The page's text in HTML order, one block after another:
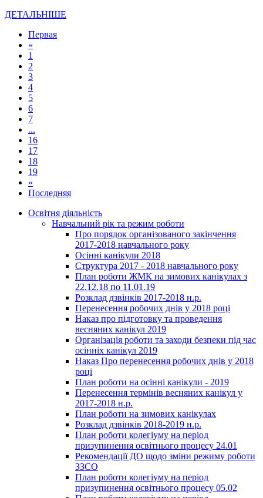
ДЕТАЛЬНІШЕ
Первая
«
1
2
3
4
5
6
7
...
16
17
18
19
»
Последняя
Освітня діяльність
Навчальний рік та режим роботи
Про порядок організованого закінчення
2017-2018 навчального року
Осінні канікули 2018
Структура 2017 - 2018 навчального року
План роботи ЖМК на зимових канікулах з
22.12.18 по 11.01.19
Розклад дзвінків 2017-2018 н.р.
Перенесення робочих днів у 2018 році
Наказ про підготовку та проведення
весняних канікул 2019
Організація роботи та заходи безпеки під час
осінніх канікул 2019
Наказ Про перенесення робочих днів у 2018
році
План роботи на осінні канікули - 2019
Перенесення термінів весняних канікул у
2017-2018 н.р.
План роботи на зимових канікулах
Розклад дзвінків 2018-2019 н.р.
План роботи колегіуму на період
призупинення освітнього процесу 24.01
Рекомендації ДО щодо зміни режиму роботи
ЗЗСО
План роботи колегіуму на період
призупинення освітнього процесу 05.02